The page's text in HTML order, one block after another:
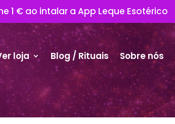
1 € ao intalar a App Leque Esotérico
loja Blog / Rituais Sobre nós